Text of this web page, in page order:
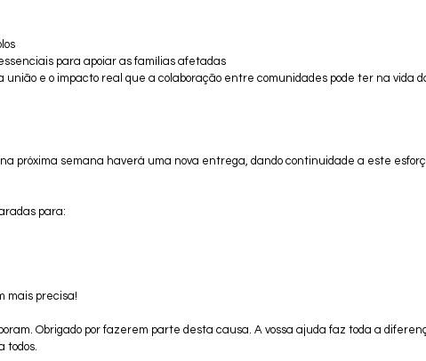
para apoiar as famílias afetadas
união e o impacto real que a colaboração entre comunidades pode ter na vida
próxima semana haverá uma nova entrega, dando continuidade a este
para:
mais precisa!
Obrigado por fazerem parte desta causa. A vossa ajuda faz toda a
todos.